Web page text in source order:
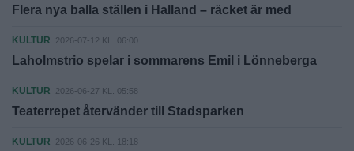
Flera nya balla ställen i Halland – räcket är med
KULTUR 2026-07-12 KL. 06:00
Laholmstrio spelar i sommarens Emil i Lönneberga
KULTUR 2026-06-27 KL. 05:58
Teaterrepet återvänder till Stadsparken
KULTUR 2026-06-26 KL. 18:18